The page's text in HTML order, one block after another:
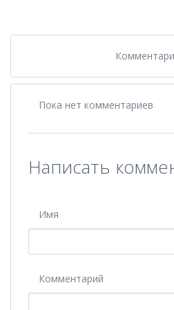
Пока нет комментариев
Написать
Имя
Комментарий